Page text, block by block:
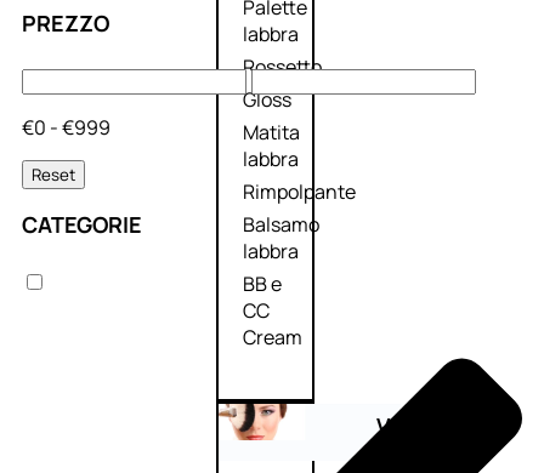
Palette
labbra
Rossetto
Gloss
Matita
labbra
Rimpolpante
Balsamo
labbra
BB e
CC
Cream
Viso
PREZZO
€0 - €999
Reset
CATEGORIE